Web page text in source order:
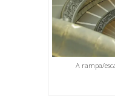
A rampa/